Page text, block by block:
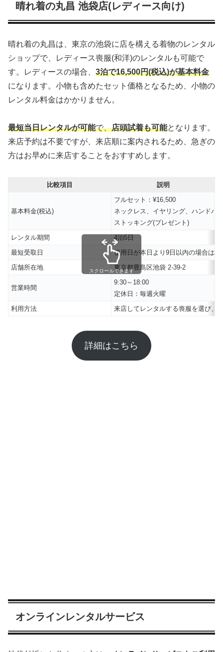
晴れ着の丸昌 池袋店(レディース向け)
晴れ着の丸昌は、東京の池袋に店を構える着物のレンタル
ショップで、レディース喪服(和洋)のレンタルも可能で
す。レディースの場合、 3泊で16,500円(税込)が基本料金
になります。小物も含めたセット価格となるため、小物の
レンタル料金はかかりません。
最短当日レンタルが可能で、店頭試着も可能となります。
来店予約は不要ですが、来店順に案内されるため、急ぎの
方はお早めに来店することをおすすめします。
比較項目 説明
基本料金(税込)
フルセット：¥16,500
ネックレス、イヤリング、ハンドバ
ストッキング(プレゼント)
レンタル期間
4泊5日
最短受取日
使用日が本日より9日以内の場合は相
店舗所在地
東京都豊島区池袋 2-39-2
営業時間
9:30～18:00
定休日：毎週火曜
利用方法
来店してレンタルする喪服を選び、
スクロールできます
詳細はこちら
オンラインレンタルサービス